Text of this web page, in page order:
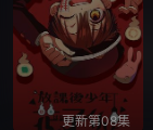
更新第08集